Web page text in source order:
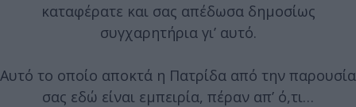
καταφέρατε και σας απέδωσα δημοσίως
συγχαρητήρια γι’ αυτό.
Αυτό το οποίο αποκτά η Πατρίδα από την παρουσία
σας εδώ είναι εμπειρία, πέραν απ’ ό,τι…